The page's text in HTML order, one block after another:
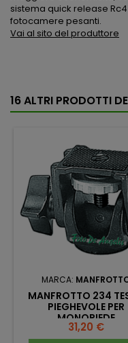
sistema quick release
fotocamere pesanti.
Vai al sito del produttore
16 ALTRI PRODOTTI
MARCA:
MANFROTTO 234
PIEGHEVOLE PER
MONOPIEDE
Prezzo
31,20 €